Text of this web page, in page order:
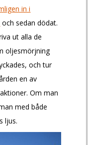
in i
och sedan dödat.
ut alla de
oljesmörjning
och tur
en av
Om man
med både
ljus.